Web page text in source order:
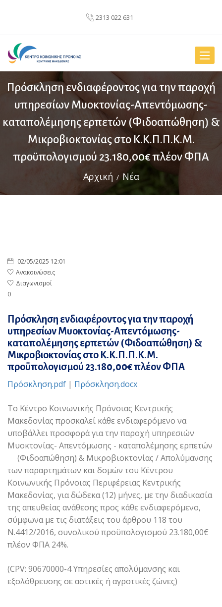
2313 022 631
Toggle
Πρόσκληση ενδιαφέροντος για την παροχή
υπηρεσίων Μυοκτονίας-Απεντόμωσης-
καταπολέμησης ερπετών (Φιδοαπώθηση) &
Μικροβιοκτονίας στο Κ.Κ.Π.Π.Κ.Μ.
προϋπολογισμού 23.180,00€ πλέον ΦΠΑ
Αρχική Νέα
02/05/2025 12:01
Ανακοινώσεις
Διαγωνισμοί
0
Πρόσκληση ενδιαφέροντος για την παροχή
υπηρεσίων Μυοκτονίας-Απεντόμωσης-
καταπολέμησης ερπετών (Φιδοαπώθηση) &
Μικροβιοκτονίας στο Κ.Κ.Π.Π.Κ.Μ.
προϋπολογισμού 23.180,00€ πλέον ΦΠΑ
Πρόσκληση.pdf | Πρόσκληση.docx
Το Κέντρο Κοινωνικής Πρόνοιας Κεντρικής
Μακεδονίας προσκαλεί κάθε ενδιαφερόμενο να
υποβάλλει προσφορά για την παροχή υπηρεσιών
Μυοκτονίας- Απεντόμωσης - καταπολέμησης ερπετών
(Φιδοαπώθηση) & Μικροβιοκτονίας / Απολύμανσης
των παραρτημάτων και δομών του Κέντρου
Κοινωνικής Πρόνοιας Περιφέρειας Κεντρικής
Μακεδονίας, για δώδεκα (12) μήνες, με την διαδικασία
της απευθείας ανάθεσης προς κάθε ενδιαφερόμενο,
σύμφωνα με τις διατάξεις του άρθρου 118 του
Ν.4412/2016, συνολικού προϋπολογισμού 23.180,00€
πλέον ΦΠΑ 24%.
(CPV: 90670000-4 Υπηρεσίες απολύμανσης και
εξολόθρευσης σε αστικές ή αγροτικές ζώνες)